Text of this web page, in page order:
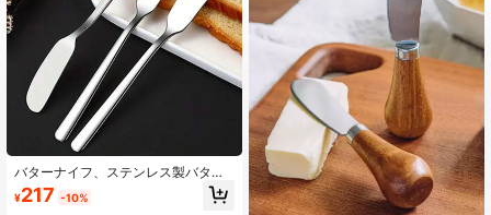
4.94 6.5K フォロワー
4.94 6.5K フォロワー
バターナイフ、ステンレス製バター
ナイフ、チーズスプレッダー、ジャ
ー用スプレッダー、メタル製ジャー
¥217 -10%